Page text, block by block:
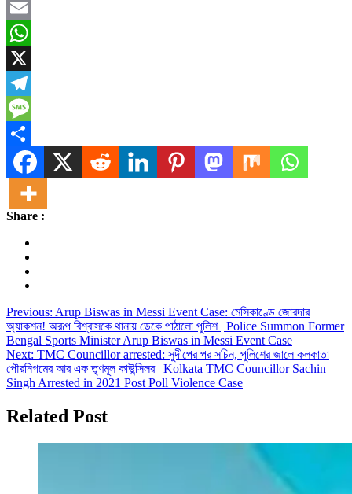
Facebook
Email
WhatsApp
X
Telegram
Message
Share
Share :
Post
navigation
Previous: Arup Biswas in Messi Event Case: মেসিকাণ্ডে জোরদার
অ্যাকশন! অরূপ বিশ্বাসকে থানায় ডেকে পাঠালো পুলিশ | Police Summon Former
Bengal Sports Minister Arup Biswas in Messi Event Case
Next: TMC Councillor arrested: সুদীপের পর সচিন, পুলিশের জালে কলকাতা
পৌরনিগমের আর এক তৃণমূল কাউন্সিলর | Kolkata TMC Councillor Sachin
Singh Arrested in 2021 Post Poll Violence Case
Related Post